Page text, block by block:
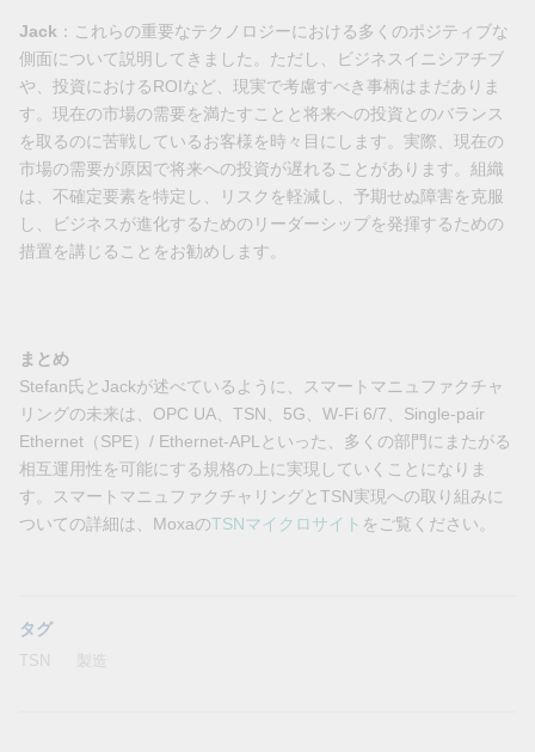
Jack ：これらの重要なテクノロジーにおける多くのポジティブな
側面について説明してきました。ただし、ビジネスイニシアチブ
や、投資におけるROIなど、現実で考慮すべき事柄はまだありま
す。現在の市場の需要を満たすことと将来への投資とのバランス
を取るのに苦戦しているお客様を時々目にします。実際、現在の
市場の需要が原因で将来への投資が遅れることがあります。組織
は、不確定要素を特定し、リスクを軽減し、予期せぬ障害を克服
し、ビジネスが進化するためのリーダーシップを発揮するための
措置を講じることをお勧めします。
まとめ
Stefan氏とJackが述べているように、スマートマニュファクチャ
リングの未来は、OPC UA、TSN、5G、W-Fi 6/7、Single-pair
Ethernet（SPE）/ Ethernet-APLといった、多くの部門にまたがる
相互運用性を可能にする規格の上に実現していくことになりま
す。スマートマニュファクチャリングとTSN実現への取り組みに
ついての詳細は、MoxaのTSNマイクロサイト をご覧ください。
タグ
TSN 製造